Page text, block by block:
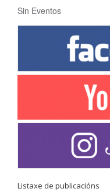
Sin Eventos
Listaxe de publicacións